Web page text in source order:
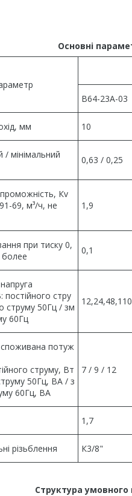
параметри
В64-23А-03
мм 10
/ мінімальний
0,63 / 0,25
Кv
69, м³/ч, не
1,9
при тиску 0,
0,1
стру
струму 50Гц / зм
60Гц
потуж
струму, Вт
50Гц, ВА / з
60Гц, ВА
7 / 9 / 12
1,7
різьблення К3/8"
Структура умовного